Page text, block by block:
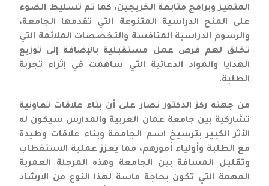
المتميز وبرامج متابعة الخريجين، كما تم تسليط الضوء
على المنح الدراسية المتنوعة التي تقدمها الجامعة،
والرسوم الدراسية المنافسة والتخصصات الملائمة التي
تخلق لهم فرص عمل مستقبلية بالإضافة إلى توزيع
الهدايا والمواد الدعائية التي ساهمت في إثراء تجربة
الطلبة.
من جهته ركز الدكتور نصار على أن بناء علاقات تعاونية
تشاركية بين جامعة عمان العربية والمدارس سيكون له
الأثر الكبير بترسيخ اسم الجامعة وبناء علاقات وطيدة
مع الطلبة وأولياء أمورهم، مما يعزز عملية الاستقطاب
وتقليل المسافة بين الجامعة وهذه المرحلة العمرية
المهمة التي تكون بحاجة ماسة لهذا النوع من الارشاد